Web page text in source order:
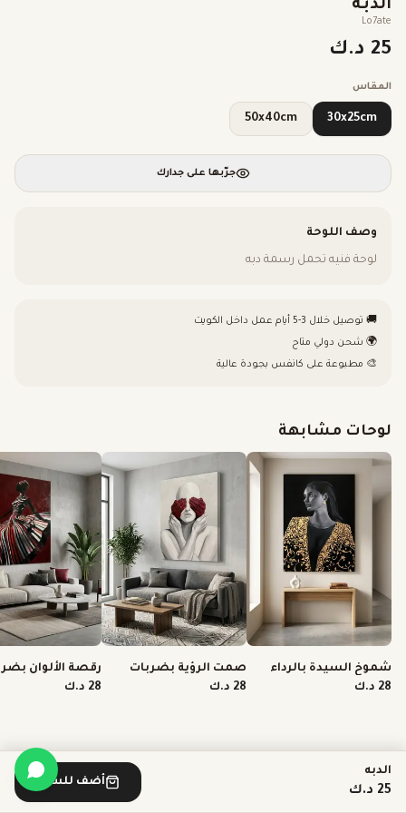
Lo7ate
25 د.ك
المقاس
30x25cm
50x40cm
جرّبها على جدارك
وصف اللوحة
لوحة فنيه تحمل رسمة دبه
🚚 توصيل خلال 3-5 أيام عمل داخل الكويت
🌍 شحن دولي متاح
🎨 مطبوعة على كانفس بجودة عالية
لوحات مشابهة
شموخ السيدة بالرداء
الذهبي
28 د.ك
صمت الرؤية بضربات
الفرشاة
28 د.ك
رقصة الألوان
الفرشاة
28 د.ك
الدبه
25 د.ك
أضف للسلة